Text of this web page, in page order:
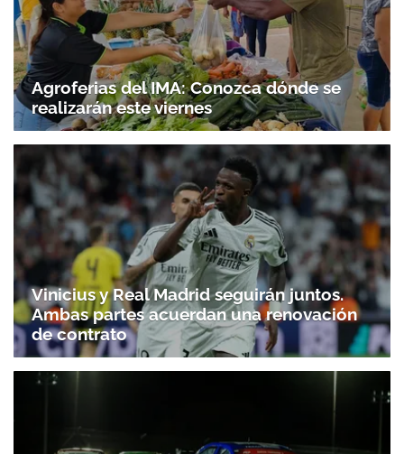
Agroferias del IMA: Conozca dónde se
realizarán este viernes
Vinicius y Real Madrid seguirán juntos.
Ambas partes acuerdan una renovación
de contrato